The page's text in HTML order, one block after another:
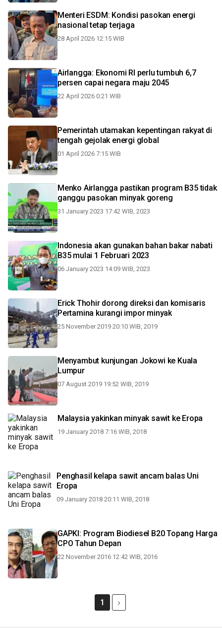
Menteri ESDM: Kondisi pasokan energi
nasional tetap terjaga
28 April 2026 12:15 WIB
Airlangga: Ekonomi RI perlu tumbuh 6,7
persen capai negara maju 2045
22 April 2026 0:21 WIB
Pemerintah utamakan kepentingan rakyat di
tengah gejolak energi global
01 April 2026 7:15 WIB
Menko Airlangga pastikan program B35 tidak
ganggu pasokan minyak goreng
31 January 2023 17:42 WIB, 2023
Indonesia akan gunakan bahan bakar nabati
B35 mulai 1 Februari 2023
06 January 2023 14:09 WIB, 2023
Erick Thohir dorong direksi dan komisaris
Pertamina kurangi impor minyak
25 November 2019 20:10 WIB, 2019
Menyambut kunjungan Jokowi ke Kuala
Lumpur
07 August 2019 19:52 WIB, 2019
Malaysia yakinkan minyak sawit ke Eropa
19 January 2018 7:16 WIB, 2018
Penghasil kelapa sawit ancam balas Uni
Eropa
09 January 2018 20:11 WIB, 2018
GAPKI: Program Biodiesel B20 Topang Harga
CPO Tahun Depan
22 November 2016 12:42 WIB, 2016
1